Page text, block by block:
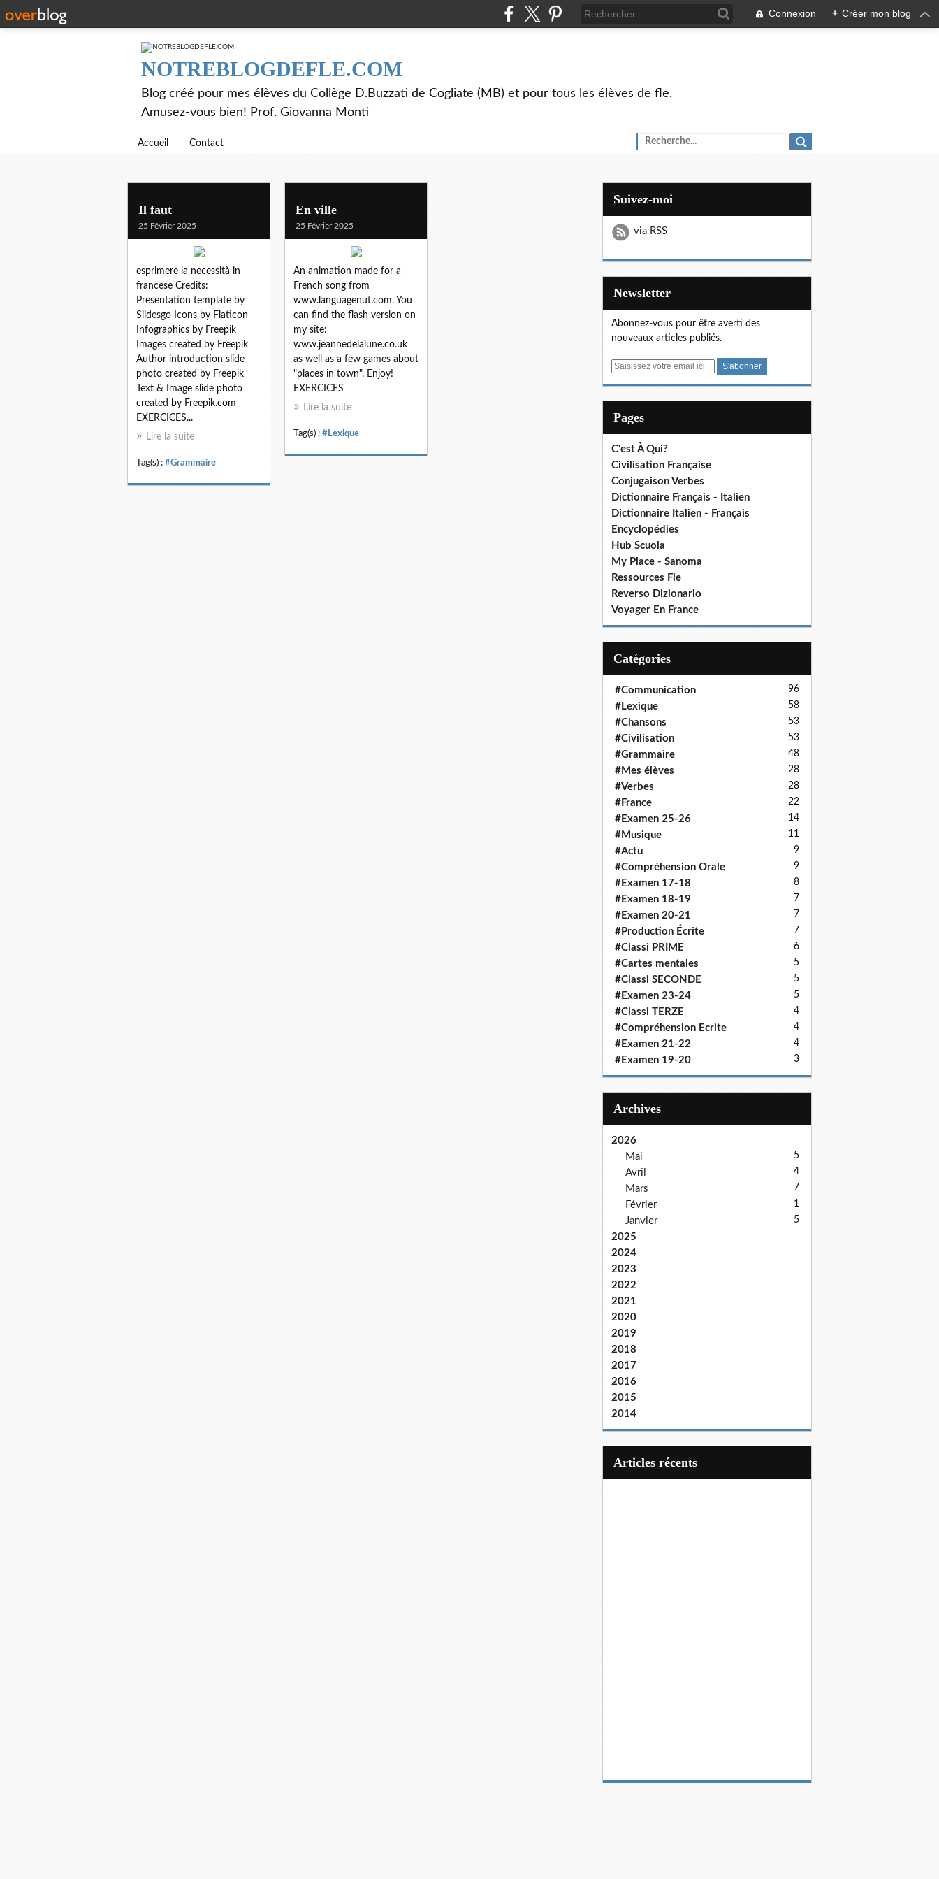
Connexion + Créer mon blog
NOTREBLOGDEFLE.COM
Blog créé pour mes élèves du Collège D.Buzzati de Cogliate (MB) et pour tous les élèves de fle.
Amusez-vous bien! Prof. Giovanna Monti
Accueil Contact
Il faut
25 Février 2025
esprimere la necessità in
francese Credits:
Presentation template by
Slidesgo Icons by Flaticon
Infographics by Freepik
Images created by Freepik
Author introduction slide
photo created by Freepik
Text & Image slide photo
created by Freepik.com
EXERCICES...
Lire la suite
Tag(s) : #Grammaire
En ville
25 Février 2025
An animation made for a
French song from
www.languagenut.com. You
can find the flash version on
my site:
www.jeannedelalune.co.uk
as well as a few games about
"places in town". Enjoy!
EXERCICES
Lire la suite
Tag(s) : #Lexique
Suivez-moi
via RSS
Newsletter
Abonnez-vous pour être averti des
nouveaux articles publiés.
E
Pages
C'est À Qui?
Civilisation Française
Conjugaison Verbes
Dictionnaire Français - Italien
Dictionnaire Italien - Français
Encyclopédies
Hub Scuola
My Place - Sanoma
Ressources Fle
Reverso Dizionario
Voyager En France
Catégories
#Communication 96
#Lexique 58
#Chansons 53
#Civilisation 53
#Grammaire 48
#Mes élèves 28
#Verbes 28
#France 22
#Examen 25-26 14
#Musique 11
#Actu 9
#Compréhension Orale 9
#Examen 17-18 8
#Examen 18-19 7
#Examen 20-21 7
#Production Écrite 7
#Classi PRIME 6
#Cartes mentales 5
#Classi SECONDE 5
#Examen 23-24 5
#Classi TERZE 4
#Compréhension Ecrite 4
#Examen 21-22 4
#Examen 19-20 3
Archives
2026
Mai
5
Avril 4
Mars 7
Février 1
Janvier 5
2025
2024
2023
2022
2021
2020
2019
2018
2017
2016
2015
2014
articles récents